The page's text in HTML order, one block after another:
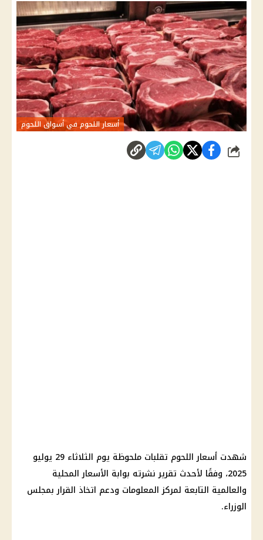
أسعار اللحوم في أسواق اللحوم
شارك
شهدت أسعار اللحوم تقلبات ملحوظة يوم الثلاثاء 29 يوليو
2025، وفقًا لأحدث تقرير نشرته بوابة الأسعار المحلية
والعالمية التابعة لمركز المعلومات ودعم اتخاذ القرار بمجلس
الوزراء.